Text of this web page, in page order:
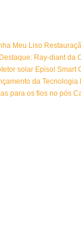
Meu Liso
Ray-diant da
solar Episol Smart
da Tecnologia
para os fios no pós